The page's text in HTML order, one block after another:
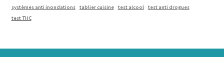
systèmes anti inondations tablier cuisine test alcool
test anti drogues
test THC